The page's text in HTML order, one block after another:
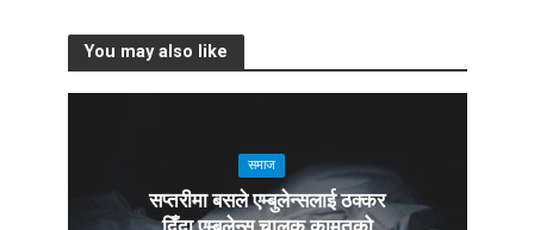
You may also like
समाज
सप्तरीमा बसले एम्बुलेन्सलाई ठक्कर